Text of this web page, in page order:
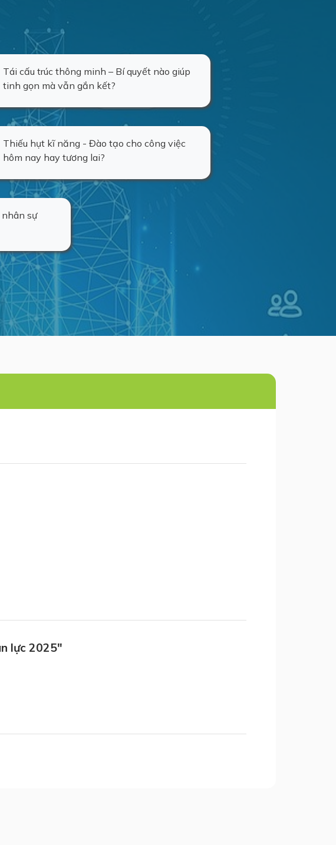
Tái cấu trúc thông minh – Bí quyết nào giúp
tinh gọn mà vẫn gắn kết?
Thiếu hụt kĩ năng - Đào tạo cho công việc
hôm nay hay tương lai?
sự
lực 2025"